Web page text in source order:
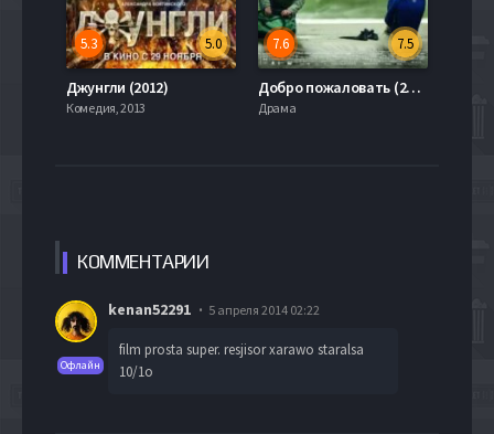
5.0
5.3
Джунгли (2012)
Комедия, 2013
7.5
7.6
Добро пожаловать (2009)
Драма
КОММЕНТАРИИ
Офлайн
kenan52291 5 апреля 2014 02:22
film prosta super. resjisor xarawo staralsa
10/1o